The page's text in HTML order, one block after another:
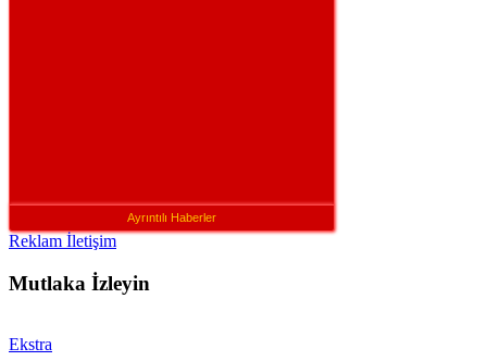
Ayrıntılı Haberler
Reklam İletişim
Mutlaka İzleyin
Ekstra